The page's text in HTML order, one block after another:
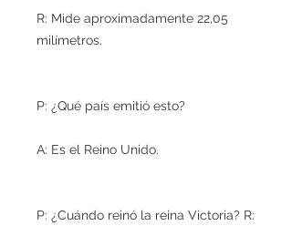
R: Mide aproximadamente 22,05
milímetros.
P: ¿Qué país emitió esto?
A: Es el Reino Unido.
P: ¿Cuándo reinó la reina Victoria? R: